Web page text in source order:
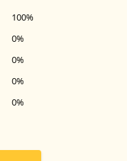
0%
0%
0%
0%
100%